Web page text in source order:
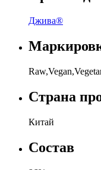
Джива®
Страна
Китай
Состав